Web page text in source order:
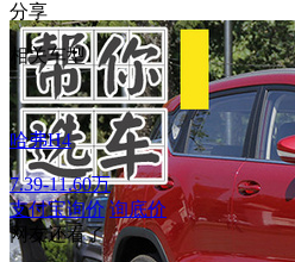
分享
相关车型
哈弗H4
7.39-11.60万
支付宝询价 询底价
网友还看了